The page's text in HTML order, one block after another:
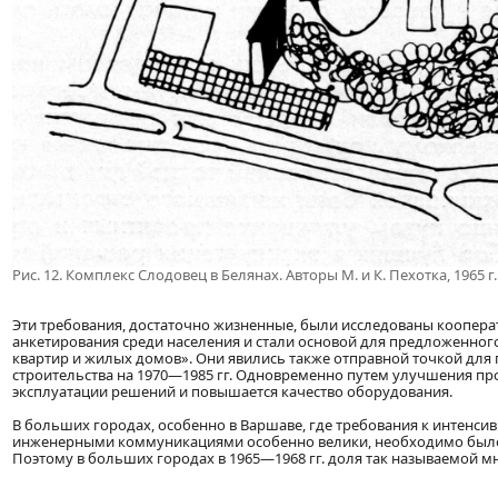
Рис. 12. Комплекс Слодовец в Белянах. Авторы М. и К. Пехотка, 1965 г.
Эти требования, достаточно жизненные, были исследованы
анкетирования среди населения и стали основой для
квартир и жилых домов». Они явились также отправной точкой
строительства на 1970—1985 гг. Одновременно путем улучшения
эксплуатации решений и повышается качество оборудования.
В больших городах, особенно в Варшаве, где требования к
инженерными коммуникациями особенно велики, необходимо
Поэтому в больших городах в 1965—1968 гг. доля так называемой